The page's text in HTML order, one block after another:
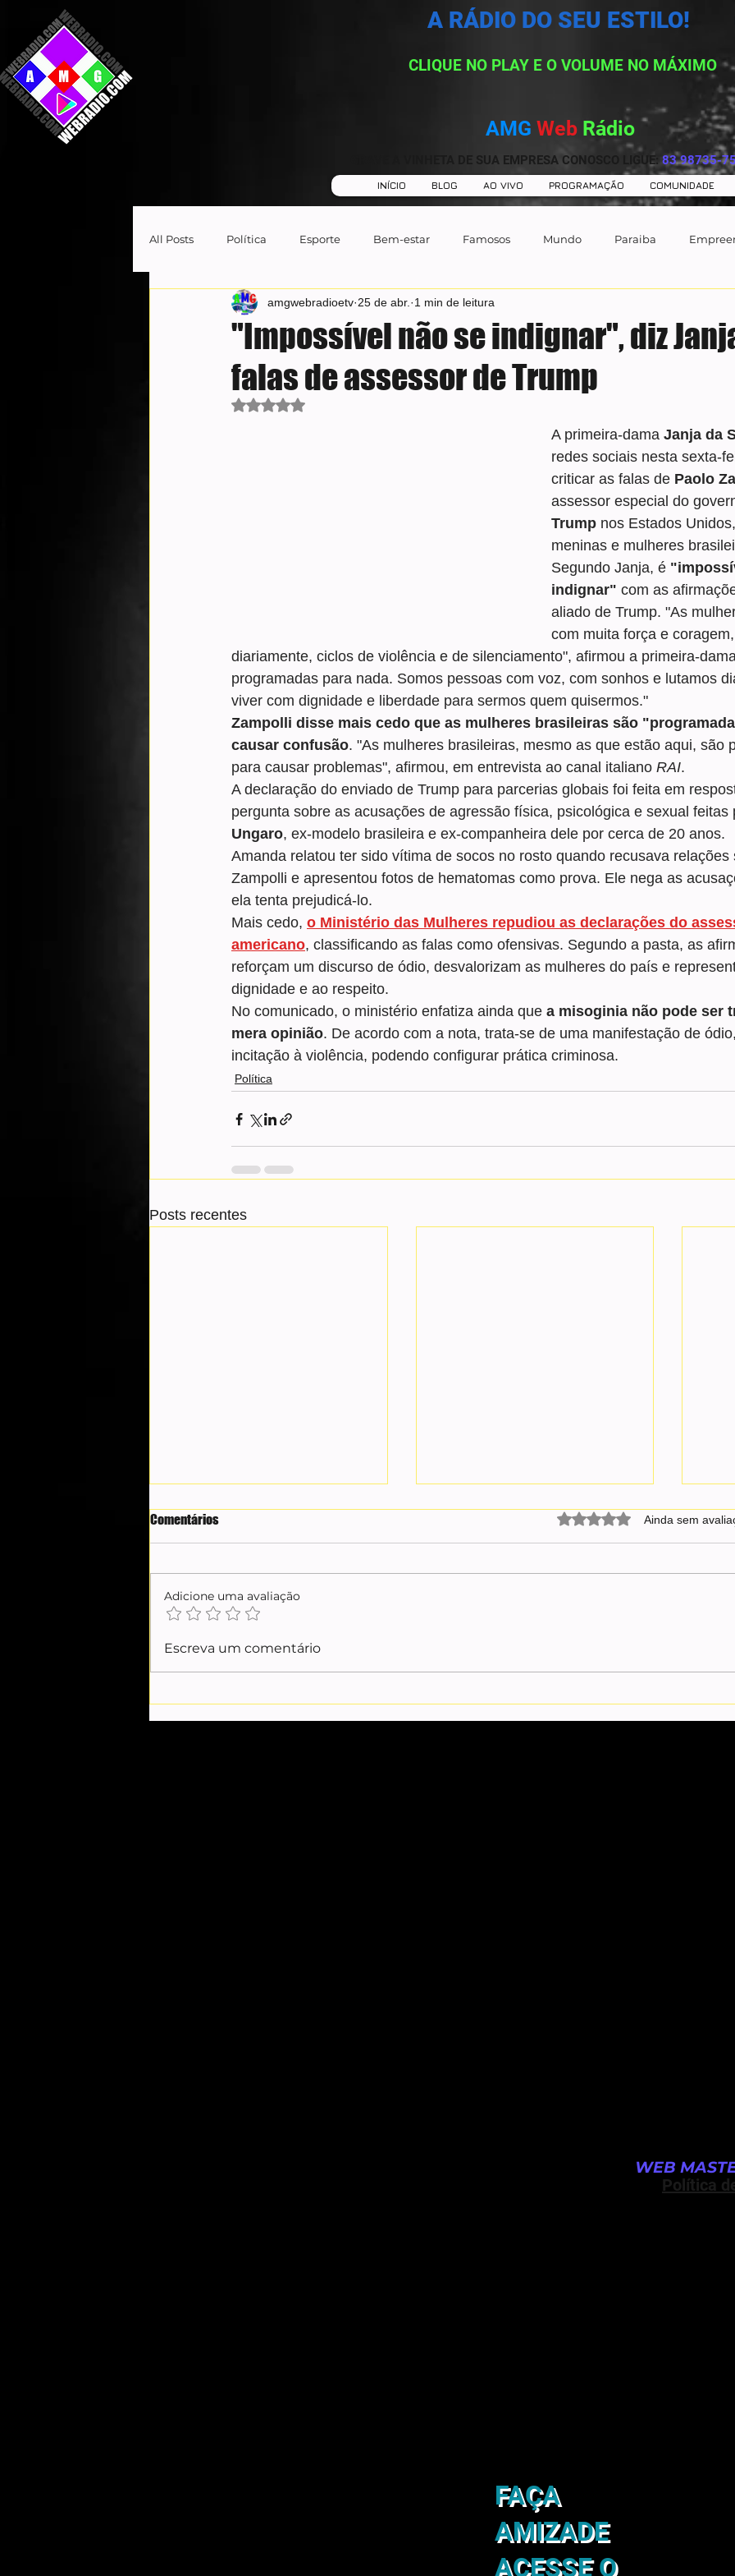
CLIQUE NO PLAY E O VOLUME NO MÁXIMO
AMG Web Rádio
GRAVE A VINHETA DE SUA EMPRESA CONOSCO LIGUE: 83 98735-
A RÁDIO DO SEU ESTILO!
INÍCIO BLOG AO VIVO PROGRAMAÇÃO COMUNIDADE
All Posts Política Esporte Bem-estar Famosos Mundo Paraiba
"Impossível não se indignar", diz
falas de assessor de Trump
amgwebradioetv 25 de abr. 1 min de leitura
Avaliado com NaN de 5 estrelas.
A primeira-dama Janja da
redes sociais nesta sexta-
criticar as falas de Paolo
assessor especial do
Trump nos Estados
meninas e mulheres
Segundo Janja, é
indignar" com as
aliado de Trump. "As
com muita força e
diariamente, ciclos de violência e de silenciamento", afirmou a primeira-
programadas para nada. Somos pessoas com voz, com sonhos e lutamos
viver com dignidade e liberdade para sermos quem quisermos."
Zampolli disse mais cedo que as mulheres brasileiras são
causar confusão. "As mulheres brasileiras, mesmo as que estão aqui, são
para causar problemas", afirmou, em entrevista ao canal italiano RAI.
A declaração do enviado de Trump para parcerias globais foi feita em
pergunta sobre as acusações de agressão física, psicológica e sexual feitas
Ungaro, ex-modelo brasileira e ex-companheira dele por cerca de 20 anos.
Amanda relatou ter sido vítima de socos no rosto quando recusava relações
Zampolli e apresentou fotos de hematomas como prova. Ele nega as
ela tenta prejudicá-lo.
Mais cedo, o Ministério das Mulheres repudiou as declarações do
americano, classificando as falas como ofensivas. Segundo a pasta, as
reforçam um discurso de ódio, desvalorizam as mulheres do país e
dignidade e ao respeito.
No comunicado, o ministério enfatiza ainda que a misoginia não pode ser
mera opinião. De acordo com a nota, trata-se de uma manifestação de
incitação à violência, podendo configurar prática criminosa.
Política
Posts recentes
Gilmar Mendes defende saída
medidas do governo, diz Felipe
Nunes
Comentários Avaliado com 0 de 5
Ainda sem
Adicione uma avaliação
Escreva um comentário
WEB
Política
FAÇA
AMIZADE
ACESSE O